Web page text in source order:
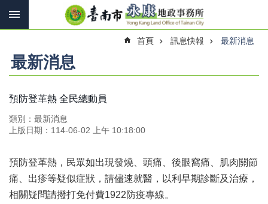
跳到主要內容區塊
搜
搜
尋
訊
息
快
機
關
簡
首頁 訊息快報 最新消息
最新消息
預防登革熱 全民總動員
類別：最新消息
上版日期：114-06-02 上午 10:18:00
預防登革熱，民眾如出現發燒、頭痛、後眼窩痛、肌肉關節
痛、出疹等疑似症狀，請儘速就醫，以利早期診斷及治療，
相關疑問請撥打免付費1922防疫專線。